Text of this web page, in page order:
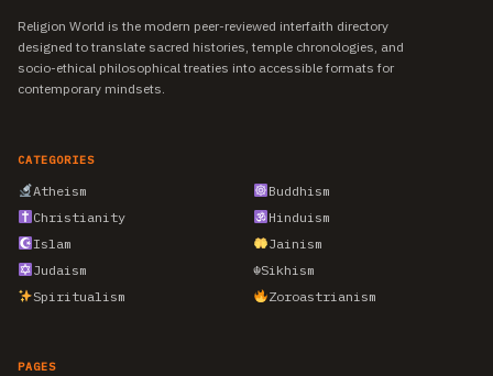
Religion World is the modern peer-reviewed interfaith directory
designed to translate sacred histories, temple chronologies, and
socio-ethical philosophical treaties into accessible formats for
contemporary mindsets.
CATEGORIES
Atheism
Buddhism
Christianity
Hinduism
Islam
Jainism
Judaism
☬Sikhism
Spiritualism
Zoroastrianism
PAGES